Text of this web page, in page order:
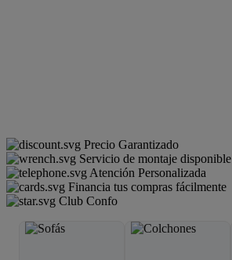
Precio Garantizado
Servicio de montaje disponible
Atención Personalizada
Financia tus compras fácilmente
Club Confo